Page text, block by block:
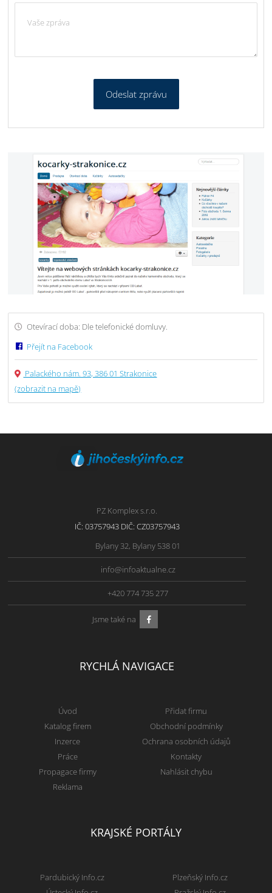
Odeslat zprávu
Otevírací doba: Dle telefonické domluvy.
Přejít na Facebook
Palackého nám. 93, 386 01 Strakonice
(zobrazit na mapě)
PZ Komplex s.r.o.
IČ: 03757943 DIČ: CZ03757943
Bylany 32, Bylany 538 01
info@infoaktualne.cz
+420 774 735 277
Jsme také na
RYCHLÁ NAVIGACE
Úvod
Katalog firem
Inzerce
Práce
Propagace firmy
Reklama
Přidat firmu
Obchodní podmínky
Ochrana osobních údajů
Kontakty
Nahlásit chybu
KRAJSKÉ PORTÁLY
Pardubický Info.cz
Plzeňský Info.cz